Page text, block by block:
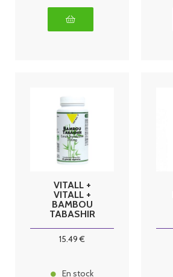
VITALL +
VITALL +
BAMBOU
TABASHIR
15.49 €
En stock